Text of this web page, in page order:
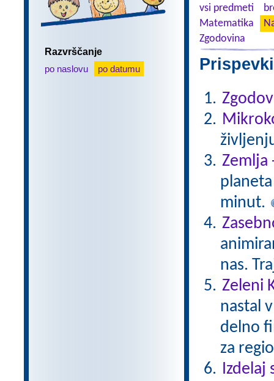
Razvrščanje
po naslovu
po datumu
vsi predmeti
Matematika
Zgodovina
Zemlja
minut.
nas.
Zeleni
nastal
delno
za
Izdelaj